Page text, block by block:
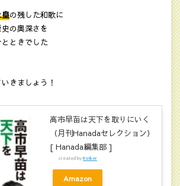
皇の残した和歌に
の奥深さを
ときでした
きましょう！
高市早苗は天下を取りにいく
（月刊Hanadaセレクション）
[ Hanada編集部 ]
created byRinker
Amazon